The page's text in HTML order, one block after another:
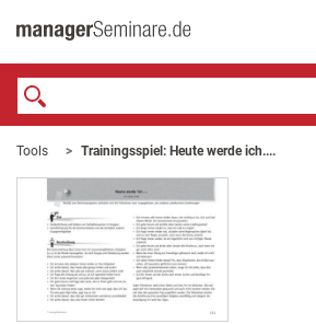
Tools Trainingsspiel: Heute werde ich....